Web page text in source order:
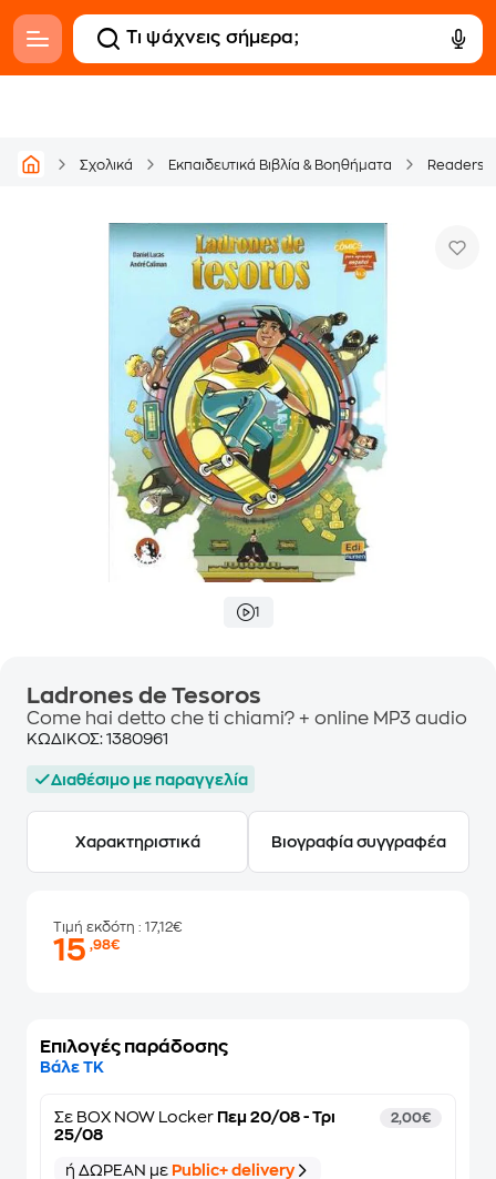
Σχολικά Εκπαιδευτικά Βιβλία & Βοηθήματα Readers
1
Ladrones de Tesoros
Come hai detto che ti chiami? + online MP3 audio
ΚΩΔΙΚΟΣ: 1380961
Διαθέσιμο με παραγγελία
Χαρακτηριστικά Βιογραφία συγγραφέα
Τιμή εκδότη : 17,12€
15,98€
Επιλογές παράδοσης
Βάλε ΤΚ
Σε BOX NOW Locker Πεμ 20/08 - Τρι
25/08
2,00€
ή ΔΩΡΕΑΝ με Public+ delivery